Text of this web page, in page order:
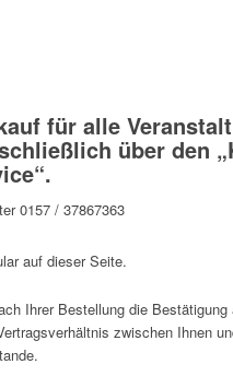
für alle
über den
0157 / 37867363
auf dieser Seite.
Ihrer Bestellung die Bestätigung
zwischen Ihnen